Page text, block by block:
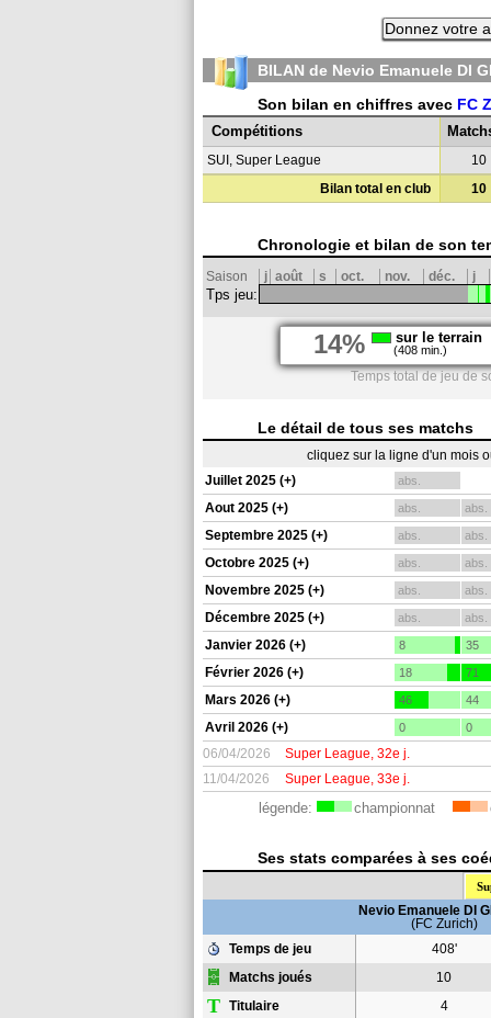
Donnez votre
BILAN de Nevio Emanuele DI
Son bilan en chiffres avec FC
Compétitions
SUI, Super League 10
Bilan total en club
10
Chronologie et bilan de son
Saison j août s oct. nov. déc. j
Tps jeu:
14% sur le terrain
(408 min.)
Temps total de jeu de
Le détail de tous ses matchs
cliquez sur la ligne d'un mois
Juillet 2025 (+)
abs.
Aout 2025 (+) abs. abs.
Septembre 2025 (+) abs. abs.
Octobre 2025 (+) abs. abs.
Novembre 2025 (+) abs. abs.
Décembre 2025 (+) abs. abs.
Janvier 2026 (+) 8 35
Février 2026 (+) 18 71
Mars 2026 (+) 46 44
Avril 2026 (+) 0 0
06/04/2026 Super League, 32e j.
11/04/2026
Super League, 33e j.
légende: championnat
Ses stats comparées à ses
Nevio Emanuele DI
(FC Zurich)
Temps de jeu
408'
Matchs joués 10
T Titulaire 4